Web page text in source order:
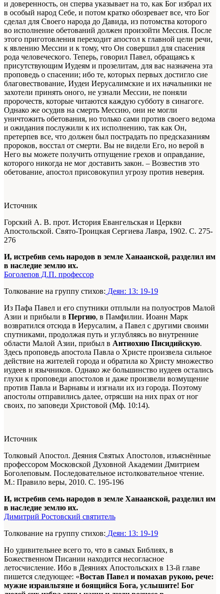
и доверенность, он сперва указывает на то, как Бог избрал их
в особый народ Себе, и потом кратко обозревает все, что Бог
сделал для Своего народа до Давида, из потомства которого
во исполнение обетований должен произойти Мессия. После
этого приготовления переходит апостол к главной цели речи,
к явлению Мессии и к тому, что Он совершил для спасения
рода человеческого. Теперь, говорил Павел, обращаясь к
присутствующим Иудеям и прозелитам, для вас назначена эта
проповедь о спасении; ибо те, которых первых достигло сие
благовествование, Иудеи Иерусалимские и их начальники не
захотели принять оного, не узнали Мессии, не поняли
пророчеств, которые читаются каждую субботу в синагоге.
Однако же осудив на смерть Мессию, они не могли
уничтожить обетования, но только сами против своего ведома
и ожидания послужили к их исполнению, так как Он,
претерпев все, что должен был пострадать по предсказаниям
пророков, восстал от смерти. Вы не видели Его, но верой в
Него вы можете получить отпущение грехов и оправдание,
которого никогда не мог доставить закон. – Возвестив это
обетование, апостол присовокупил угрозу против неверия.
Источник
Горский А. В. прот. История Евангельская и Церкви
Апостольской. Свято-Троицкая Сергиева Лавра, 1902. С. 275-
276
И, истребив семь народов в земле Ханаанской, разделил им
в наследие землю их.
Боголепов Д.П. профессор
Толкование на группу стихов: Деян: 13: 19-19
Из Пафа Павел и его спутники отплыли на полуостров Малой
Азии и прибыли в Пергию, в Памфилии. Иоанн Марк
возвратился отсюда в Иерусалим, а Павел с другими своими
спутниками, продолжая путь и углубляясь во внутренние
области Малой Азии, прибыл в Антиохию Писидийскую.
Здесь проповедь апостола Павла о Христе произвела сильное
действие на жителей города и обратила ко Христу множество
иудеев и язычников. Однако же большинство иудеев остались
глухи к проповеди апостолов и даже произвели возмущение
против Павла и Варнавы и изгнали их из города. Поэтому
апостолы отправились далее, отрясши на них прах от ног
своих, по заповеди Христовой (Мф. 10:14).
Источник
Толковый Апостол. Деяния Святых Апостолов, изъяснённые
профессором Московской Духовной Академии Дмитрием
Боголеповым. Последовательное истолковательное чтение.
М.: Правило веры, 2010. С. 195-196
И, истребив семь народов в земле Ханаанской, разделил им
в наследие землю их.
Димитрий Ростовский святитель
Толкование на группу стихов: Деян: 13: 19-19
Но удивительнее всего то, что в самых Библиях, в
Божественном Писании находится несогласное
летосчисление. Ибо в Деяниях Апостольских в 13-й главе
пишется следующее: «Востав Павел и помахав рукою, рече:
мужие израильтяне и боящийся Бога, услышите! Бог